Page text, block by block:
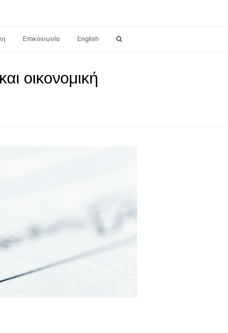
Επικοινωνία English
οικονομική